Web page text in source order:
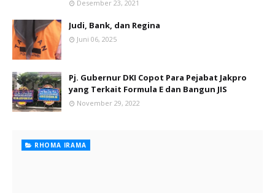
Desember 23, 2021
Judi, Bank, dan Regina
Juni 06, 2025
Pj. Gubernur DKI Copot Para Pejabat Jakpro
yang Terkait Formula E dan Bangun JIS
November 29, 2022
RHOMA IRAMA